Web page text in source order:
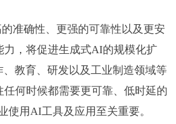
准确性、更强的可靠性以及更安
，将促进生成式AI的规模化扩
教育、研发以及工业制造领域等
何时候都需要更可靠、低时延的
使用AI工具及应用至关重要。